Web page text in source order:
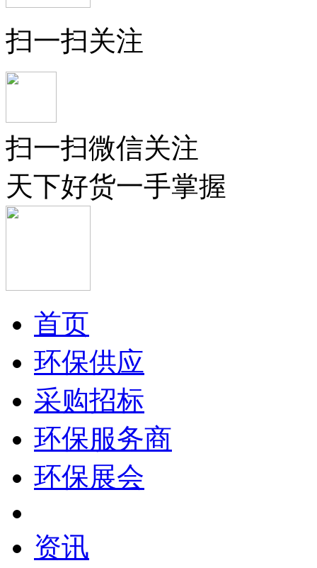
扫一扫关注
扫一扫微信关注
天下好货一手掌握
首页
环保供应
采购招标
环保服务商
环保展会
资讯